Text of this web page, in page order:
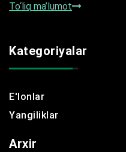
To‘liq ma’lumot
Kategoriyalar
E'lonlar
Yangiliklar
Arxir